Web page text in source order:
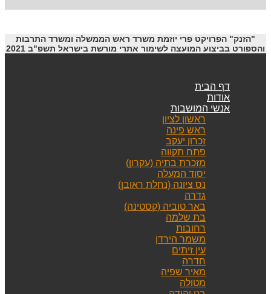
"הזנק" הפרויקט פרי יוזמת משרד ראש הממשלה ומשרד התרבות
והספורט בביצוע המועצה לשימור אתרי מורשת בישראל תשפ"ב 2021
דף הבית
אודות
אנשי המושבות
ראשון לציון
ראש פינה
זכרון יעקב
פתח תקווה
מזכרת בתיה (עקרון)
יסוד המעלה
נס ציונה (נחלת ראובן)
גדרה
באר טוביה (קסטינה)
בת שלמה
רחובות
משמר הירדן
עין זיתים
חדרה
מאיר שפיה
מטולה